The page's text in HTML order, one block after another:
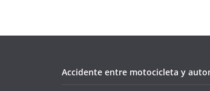
Accidente entre motocicleta y